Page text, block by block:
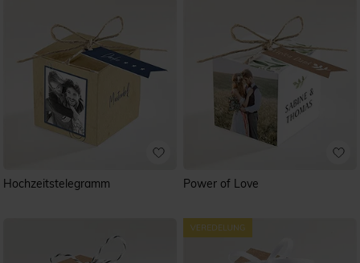
Hochzeitstelegramm Power of Love